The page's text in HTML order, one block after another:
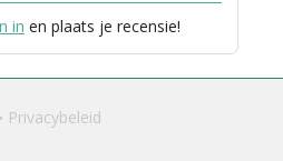
in en plaats je recensie!
Privacybeleid